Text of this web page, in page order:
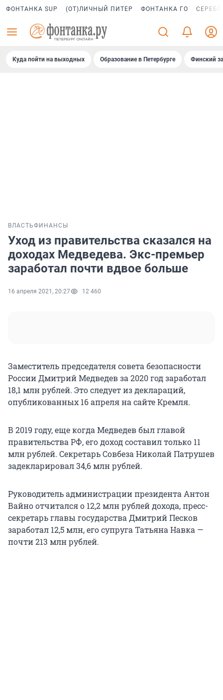
ФОНТАНКА SUP (ОТ)ЛИЧНЫЙ ПИТЕР ФОНТАНКА ГО
Куда пойти на выходных Образование в Петербурге Финский
ВЛАСТЬФИНАНСЫ
Уход из правительства сказался на
доходах Медведева. Экс-премьер
заработал почти вдвое больше
16 апреля 2021, 20:27 12 460
Заместитель председателя совета безопасности
России Дмитрий Медведев за 2020 год заработал
18,1 млн рублей. Это следует из деклараций,
опубликованных 16 апреля на сайте Кремля.
В 2019 году, еще когда Медведев был главой
правительства РФ, его доход составил только 11
млн рублей. Секретарь Совбеза Николай Патрушев
задекларировал 34,6 млн рублей.
Руководитель администрации президента Антон
Вайно отчитался о 12,2 млн рублей дохода, пресс-
секретарь главы государства Дмитрий Песков
заработал 12,5 млн, его супруга Татьяна Навка —
почти 213 млн рублей.